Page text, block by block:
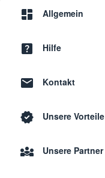
Gorenje
Gorenje
Allgemein
Hilfe
Kontakt
Unsere Vorteile
Unsere Partner